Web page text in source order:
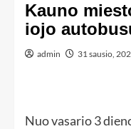
Kauno
iojo
admin 31 sausio,
Nuo vasario 3